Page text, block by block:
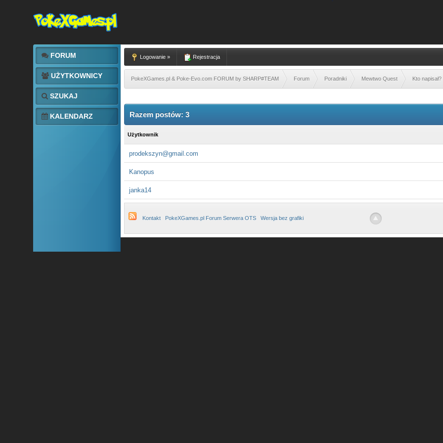
FORUM
UŻYTKOWNICY
SZUKAJ
KALENDARZ
Logowanie » Rejestracja
PokeXGames.pl & Poke-Evo.com FORUM by SHARP#TEAM Forum Poradniki Mewtwo Quest Kto napisał?
Razem postów: 3
Użytkownik
prodekszyn@gmail.com
Kanopus
janka14
Kontakt PokeXGames.pl Forum Serwera OTS Wersja bez grafiki